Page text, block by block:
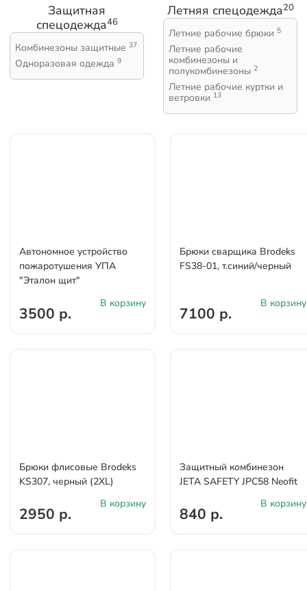
Защитная
спецодежда46
Комбинезоны защитные 37
Одноразовая одежда 9
Летняя спецодежда20
Летние рабочие брюки 5
Летние рабочие
комбинезоны и
полукомбинезоны 2
Летние рабочие куртки и
ветровки 13
Автономное устройство
пожаротушения УПА
"Эталон щит"
3500 р.
В корзину
Брюки сварщика Brodeks
FS38-01, т.синий/черный
7100 р.
В корзину
Брюки флисовые Brodeks
KS307, черный (2XL)
2950 р.
В корзину
Защитный комбинезон
JETA SAFETY JPC58 Neofit
840 р.
В корзину